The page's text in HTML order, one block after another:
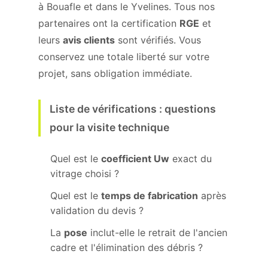
à Bouafle et dans le Yvelines. Tous nos
partenaires ont la certification RGE et
leurs avis clients sont vérifiés. Vous
conservez une totale liberté sur votre
projet, sans obligation immédiate.
Liste de vérifications : questions
pour la visite technique
Quel est le coefficient Uw exact du
vitrage choisi ?
Quel est le temps de fabrication après
validation du devis ?
La pose inclut-elle le retrait de l'ancien
cadre et l'élimination des débris ?